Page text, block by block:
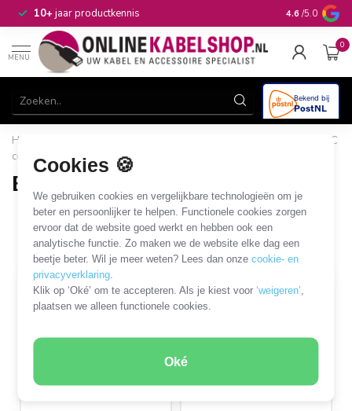
Cookies 🍪
We gebruiken cookies en vergelijkbare technologieën om je
beter en persoonlijker te helpen. Functionele cookies zorgen
ervoor dat de website goed werkt en hebben ook een
analytische functie. Zo maken we de website elke dag een
beetje beter. Wil je meer weten? Lees dan onzecookie- en
privacyverklaring
Klik op ‘Oké’ om te accepteren. Als je kiest voor‘weigeren’
plaatsen we alleen functionele cookies.
Oké
10+jaar productkennis 4.6 /5.0
MENU
0
Home
BNC
coaxkabels en adapters
BNC - Tulp kabels en adapters
9 PRODUCTEN
Filters SORTEER OP